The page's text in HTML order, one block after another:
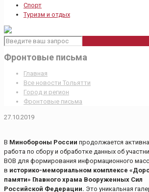
Спорт
Туризм и отдых
Фронтовые письма
Главная
Все новости Тольятти
Город и регион
Фронтовые письма
27.10.2019
В Минобороны России продолжается
работа по сбору и обработке данных об
ВОВ для формирования информационного
в историко-мемориальном комплексе
памяти» Главного храма Вооруженных Сил
Российской Федерации. Это уникальная